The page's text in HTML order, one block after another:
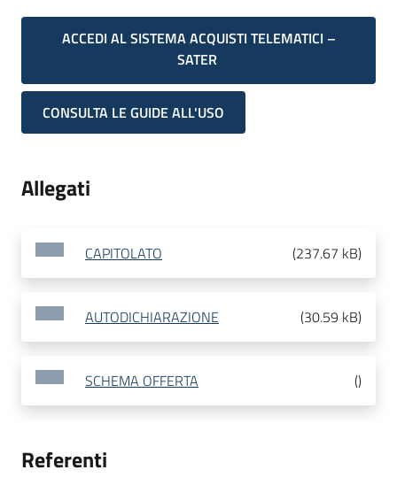
ACCEDI AL SISTEMA ACQUISTI TELEMATICI –
SATER
CONSULTA LE GUIDE ALL'USO
Allegati
CAPITOLATO (237.67 kB)
AUTODICHIARAZIONE (30.59 kB)
SCHEMA OFFERTA ()
Referenti